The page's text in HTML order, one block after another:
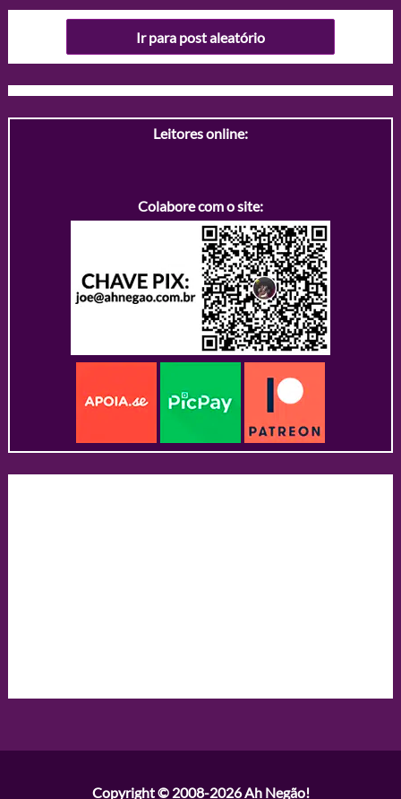
Ir para post aleatório
Leitores online:
Colabore com o site:
Copyright © 2008-2026Ah Negão!